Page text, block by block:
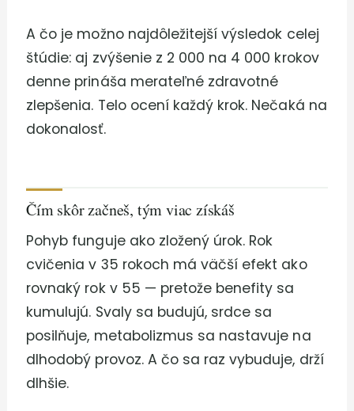
A čo je možno najdôležitejší výsledok celej
štúdie: aj zvýšenie z 2 000 na 4 000 krokov
denne prináša merateľné zdravotné
zlepšenia. Telo ocení každý krok. Nečaká na
dokonalosť.
Čím skôr začneš, tým viac získáš
Pohyb funguje ako zložený úrok. Rok
cvičenia v 35 rokoch má väčší efekt ako
rovnaký rok v 55 — pretože benefity sa
kumulujú. Svaly sa budujú, srdce sa
posilňuje, metabolizmus sa nastavuje na
dlhodobý provoz. A čo sa raz vybuduje, drží
dlhšie.